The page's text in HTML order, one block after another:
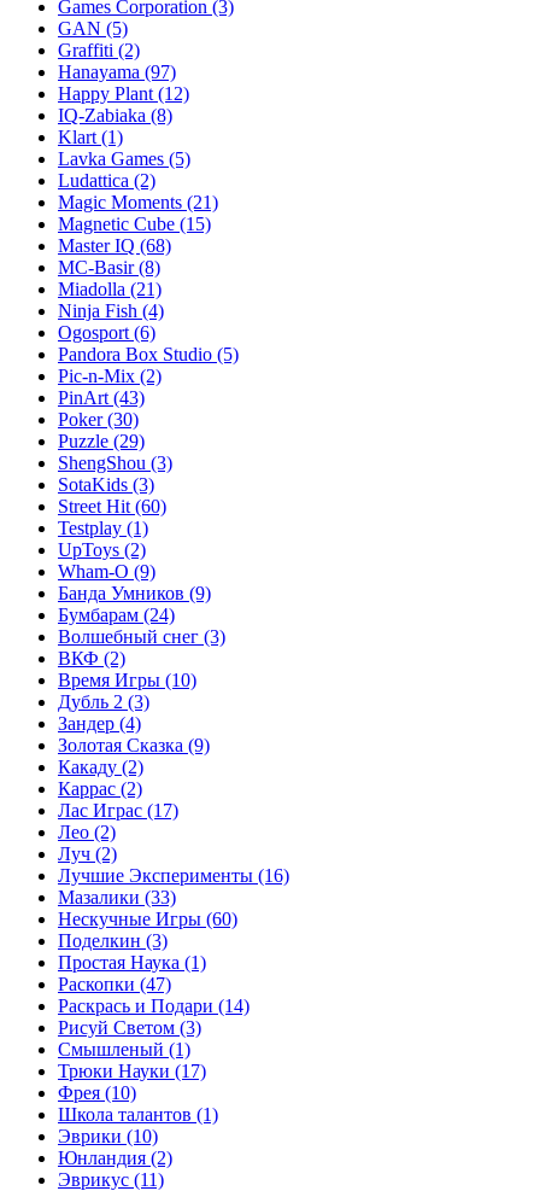
Games Corporation (3)
GAN (5)
Graffiti (2)
Hanayama (97)
Happy Plant (12)
IQ-Zabiaka (8)
Klart (1)
Lavka Games (5)
Ludattica (2)
Magic Moments (21)
Magnetic Cube (15)
Master IQ (68)
MC-Basir(8)
Miadolla (21)
Ninja Fish (4)
Ogosport (6)
Pandora Box Studio (5)
Pic-n-Mix (2)
PinArt (43)
Poker(30)
Puzzle (29)
ShengShou (3)
SotaKids (3)
Street Hit (60)
Testplay (1)
UpToys (2)
Wham-O (9)
Банда Умников (9)
Бумбарам (24)
Волшебный снег (3)
ВКФ (2)
Время Игры (10)
Дубль 2 (3)
Зандер (4)
Золотая Сказка (9)
Какаду (2)
Каррас (2)
Лас Играс (17)
Лео (2)
Луч (2)
Лучшие Эксперименты (16)
Мазалики (33)
Нескучные Игры (60)
Поделкин (3)
Простая Наука (1)
Раскопки (47)
Раскрась и Подари (14)
Рисуй Светом (3)
Смышленый (1)
Трюки Науки (17)
Фрея (10)
Школа талантов (1)
Эврики (10)
Юнландия (2)
Эврикус (11)